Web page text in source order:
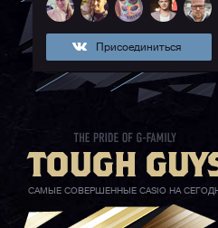
Присоединиться
САМЫЕ СОВЕРШЕННЫЕ CASIO НА